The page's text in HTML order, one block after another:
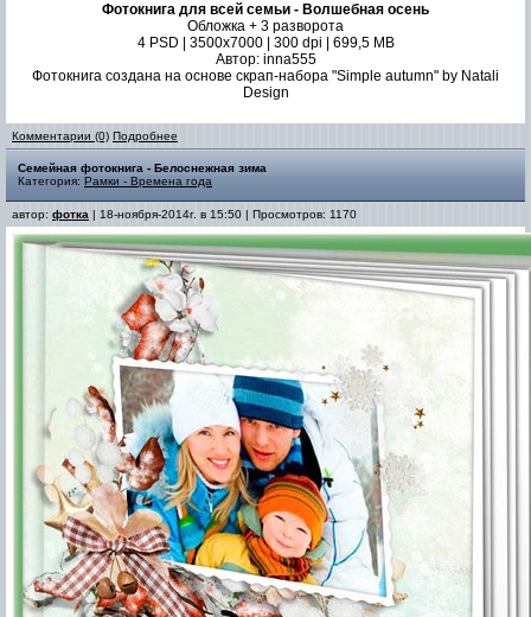
Фотокнига для всей семьи - Волшебная осень
Обложка + 3 разворота
4 PSD | 3500x7000 | 300 dpi | 699,5 MB
Автор: inna555
Фотокнига создана на основе скрап-набора "Simple autumn" by Natali
Design
Комментарии (0) Подробнее
Семейная фотокнига - Белоснежная зима
Категория: Рамки - Времена года
автор: фотка | 18-ноября-2014г. в 15:50 | Просмотров: 1170